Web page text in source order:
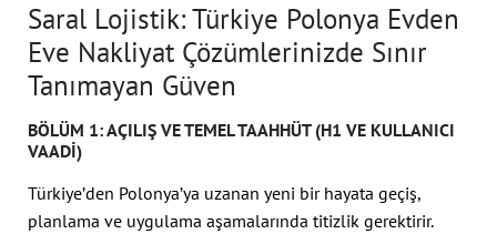
Saral Lojistik: Türkiye Polonya Evden
Eve Nakliyat Çözümlerinizde Sınır
Tanımayan Güven
BÖLÜM 1: AÇILIŞ VE TEMEL TAAHHÜT (H1 VE KULLANICI
VAADI)
Türkiye’den Polonya’ya uzanan yeni bir hayata geçiş,
planlama ve uygulama aşamalarında titizlik gerektirir.